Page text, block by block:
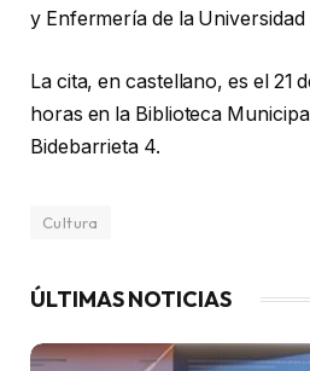
y Enfermería de la Universidad
La cita, en castellano, es el 21
horas en la Biblioteca
Bidebarrieta 4.
Cultura
ÚLTIMAS NOTICIAS